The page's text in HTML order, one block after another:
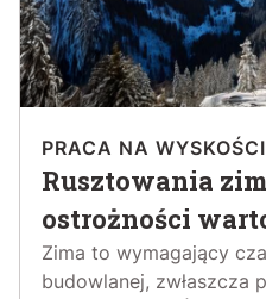
PRACA NA WYSKOŚCI
Rusztowania
ostrożności
Zima to wymagający
budowlanej, zwłaszcza